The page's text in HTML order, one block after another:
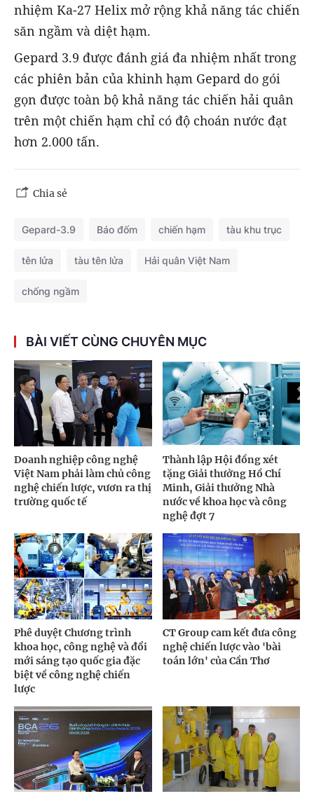
nhiệm Ka-27 Helix mở rộng khả năng tác chiến
săn ngầm và diệt hạm.
Gepard 3.9 được đánh giá đa nhiệm nhất trong
các phiên bản của khinh hạm Gepard do gói
gọn được toàn bộ khả năng tác chiến hải quân
trên một chiến hạm chỉ có độ choán nước đạt
hơn 2.000 tấn.
Chia sẻ
Gepard-3.9 Báo đốm chiến hạm tàu khu trục
tên lửa tàu tên lửa Hải quân Việt Nam
chống ngầm
BÀI VIẾT CÙNG CHUYÊN MỤC
Doanh nghiệp công nghệ
Việt Nam phải làm chủ công
nghệ chiến lược, vươn ra thị
trường quốc tế
Thành lập Hội đồng xét
tặng Giải thưởng Hồ Chí
Minh, Giải thưởng Nhà
nước về khoa học và công
nghệ đợt 7
Phê duyệt Chương trình
khoa học, công nghệ và đổi
mới sáng tạo quốc gia đặc
biệt về công nghệ chiến
lược
CT Group cam kết đưa công
nghệ chiến lược vào 'bài
toán lớn' của Cần Thơ